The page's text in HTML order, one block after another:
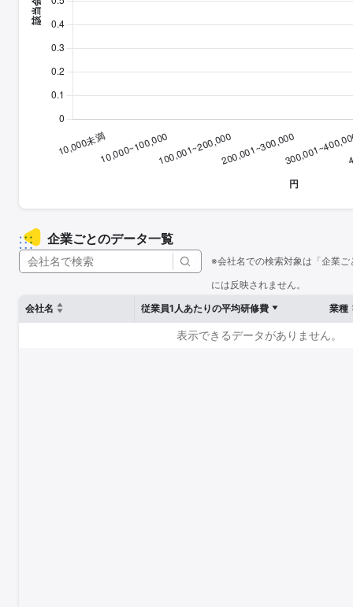
企業ごとのデータ一覧
※会社名での検索対象は「企業
には反映されません。
会社名
従業員1人あたりの平均研修費 業種
表示できるデータがありません。